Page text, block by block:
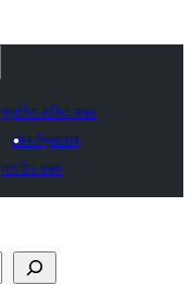
প্লাগিন দাখিল কৰক
মোৰ প্ৰিয়বোৰ
লগ ইন কৰক